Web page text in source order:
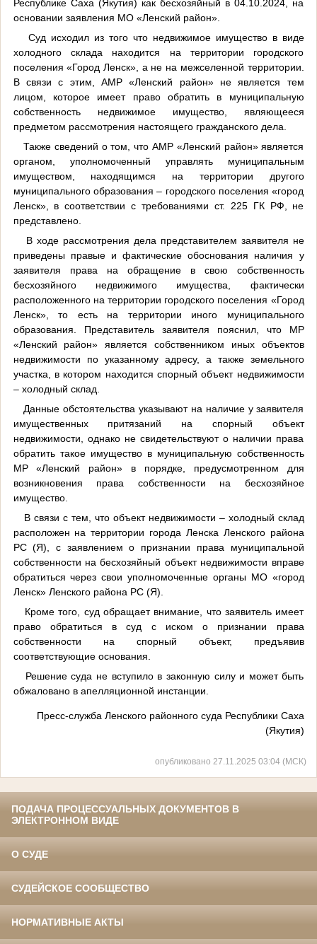
Республике Саха (Якутия) как бесхозяйный в 04.10.2024, на
основании заявления МО «Ленский район».
Суд исходил из того что недвижимое имущество в виде
холодного склада находится на территории городского
поселения «Город Ленск», а не на межселенной территории.
В связи с этим, АМР «Ленский район» не является тем
лицом, которое имеет право обратить в муниципальную
собственность недвижимое имущество, являющееся
предметом рассмотрения настоящего гражданского дела.
Также сведений о том, что АМР «Ленский район» является
органом, уполномоченный управлять муниципальным
имуществом, находящимся на территории другого
муниципального образования – городского поселения «город
Ленск», в соответствии с требованиями ст. 225 ГК РФ, не
представлено.
В ходе рассмотрения дела представителем заявителя не
приведены правые и фактические обоснования наличия у
заявителя права на обращение в свою собственность
бесхозяйного недвижимого имущества, фактически
расположенного на территории городского поселения «Город
Ленск», то есть на территории иного муниципального
образования. Представитель заявителя пояснил, что МР
«Ленский район» является собственником иных объектов
недвижимости по указанному адресу, а также земельного
участка, в котором находится спорный объект недвижимости
– холодный склад.
Данные обстоятельства указывают на наличие у заявителя
имущественных притязаний на спорный объект
недвижимости, однако не свидетельствуют о наличии права
обратить такое имущество в муниципальную собственность
МР «Ленский район» в порядке, предусмотренном для
возникновения права собственности на бесхозяйное
имущество.
В связи с тем, что объект недвижимости – холодный склад
расположен на территории города Ленска Ленского района
РС (Я), с заявлением о признании права муниципальной
собственности на бесхозяйный объект недвижимости вправе
обратиться через свои уполномоченные органы МО «город
Ленск» Ленского района РС (Я).
Кроме того, суд обращает внимание, что заявитель имеет
право обратиться в суд с иском о признании права
собственности на спорный объект, предъявив
соответствующие основания.
Решение суда не вступило в законную силу и может быть
обжаловано в апелляционной инстанции.
Пресс-служба Ленского районного суда Республики Саха
(Якутия)
опубликовано 27.11.2025 03:04 (МСК)
ПОДАЧА ПРОЦЕССУАЛЬНЫХ ДОКУМЕНТОВ В
ЭЛЕКТРОННОМ ВИДЕ
О СУДЕ
СУДЕЙСКОЕ СООБЩЕСТВО
НОРМАТИВНЫЕ АКТЫ